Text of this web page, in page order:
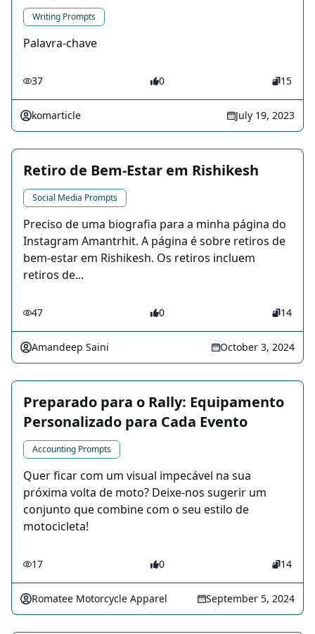
Writing Prompts
Palavra-chave
37 0 15
komarticle July 19, 2023
Retiro de Bem-Estar em Rishikesh
Social Media Prompts
Preciso de uma biografia para a minha página do
Instagram Amantrhit. A página é sobre retiros de
bem-estar em Rishikesh. Os retiros incluem
retiros de...
47 0 14
Amandeep Saini October 3, 2024
Preparado para o Rally: Equipamento
Personalizado para Cada Evento
Accounting Prompts
Quer ficar com um visual impecável na sua
próxima volta de moto? Deixe-nos sugerir um
conjunto que combine com o seu estilo de
motocicleta!
17 0 14
Romatee Motorcycle Apparel September 5, 2024